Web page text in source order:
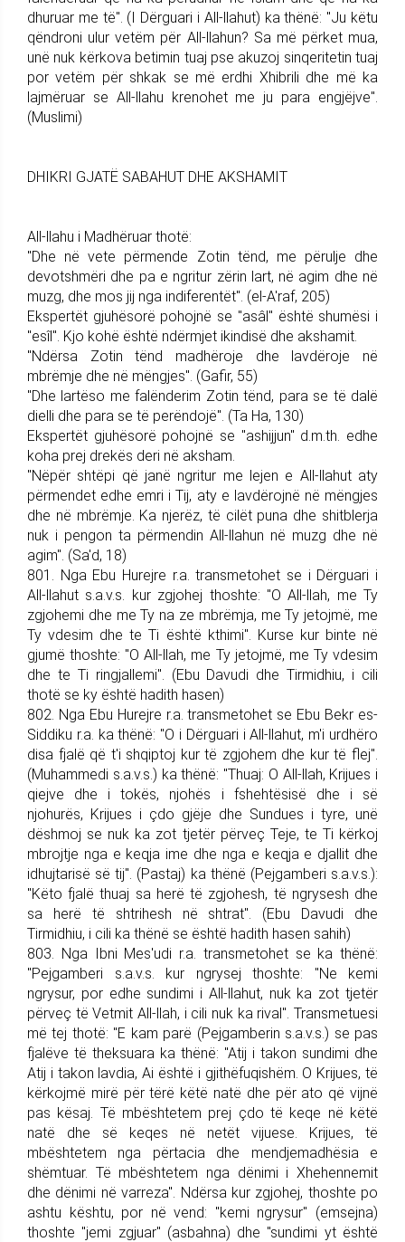
dhu­ruar me të". (I Dërguari i All-lla­hut) ka thënë: "Ju këtu
qëndroni ulur vetëm për All-llahun? Sa më përket mua,
unë nuk kërkova betimin tuaj pse akuzoj sinqeritetin tuaj
por vetëm për shkak se më erdhi Xhibrili dhe më ka
lajmë­ruar se All-llahu krenohet me ju para engjëjve".
(Muslimi)
DHIKRI GJATË SABAHUT DHE AKSHAMIT
All-llahu i Madhëruar thotë:
"Dhe në vete përmende Zotin tënd, me përulje dhe
devotshmëri dhe pa e ngritur zërin lart, në agim dhe në
muzg, dhe mos jij nga indif­erentët". (el-A'raf, 205)
Ekspertët gjuhësorë pohojnë se "asâl" është shumësi i
"esîl". Kjo kohë është ndërmjet ikindisë dhe akshamit.
"Ndërsa Zotin tënd madhë­roje dhe lavdëroje në
mbrëmje dhe në mëngjes". (Gafir, 55)
"Dhe lartëso me falënderim Zotin tënd, para se të dalë
dielli dhe para se të perëndojë". (Ta Ha, 130)
Ekspertët gjuhësorë pohojnë se "ashijjun" d.m.th. edhe
koha prej drekës deri në aksham.
"Nëpër shtëpi që janë ngritur me lejen e All-llahut aty
përmendet edhe emri i Tij, aty e lavdërojnë në mëngjes
dhe në mbrëmje. Ka njerëz, të cilët puna dhe shit­blerja
nuk i pengon ta për­mendin All-llahun në muzg dhe në
agim". (Sa'd, 18)
801. Nga Ebu Hurejre r.a. trans­me­tohet se i Dërguari i
All-llahut s.a.v.s. kur zgjohej thoshte: "O All-llah, me Ty
zgjohemi dhe me Ty na ze mbrëmja, me Ty je­tojmë, me
Ty vdesim dhe te Ti është kthimi". Kurse kur binte në
gjumë thoshte: "O All-llah, me Ty jetojmë, me Ty vdesim
dhe te Ti ringjallemi". (Ebu Davudi dhe Tirmidhiu, i cili
thotë se ky është hadith hasen)
802. Nga Ebu Hurejre r.a. trans­me­tohet se Ebu Bekr es-
Sid­diku r.a. ka thënë: "O i Dërguari i All-llahut, m'i urdhëro
disa fjalë që t'i shqiptoj kur të zgjohem dhe kur të flej".
(Muhammedi s.a.v.s.) ka thënë: "Thuaj: O All-llah, Kri­jues i
qiejve dhe i tokës, njohës i fshehtësisë dhe i së
njohurës, Kri­jues i çdo gjëje dhe Sundues i tyre, unë
dëshmoj se nuk ka zot tjetër përveç Teje, te Ti kërkoj
mbrojtje nga e keqja ime dhe nga e keqja e djallit dhe
idhujtarisë së tij". (Pastaj) ka thënë (Pej­gam­be­ri s.a.v.s.):
"Këto fjalë thuaj sa herë të zgjohesh, të ngrysesh dhe
sa herë të shtrihesh në shtrat". (Ebu Davudi dhe
Tirmidhiu, i cili ka thënë se është hadith hasen sahih)
803. Nga Ibni Mes'udi r.a. trans­me­tohet se ka thënë:
"Pej­gam­be­ri s.a.v.s. kur ngrysej thoshte: "Ne kemi
ngrysur, por edhe sun­dimi i All-llahut, nuk ka zot tjetër
përveç të Vetmit All-llah, i cili nuk ka rival". Transmetuesi
më tej thotë: "E kam parë (Pej­gam­be­rin s.a.v.s.) se pas
fjalëve të theksuara ka thënë: "Atij i takon sundimi dhe
Atij i takon lavdia, Ai është i gjithëfuqishëm. O Krijues, të
kërkojmë mirë për tërë këtë natë dhe për ato që vijnë
pas kësaj. Të mbështetem prej çdo të keqe në këtë
natë dhe së keqes në netët vi­juese. Krijues, të
mbështetem nga përtacia dhe mendjemadhësia e
shëmtuar. Të mbështetem nga dënimi i Xhehennemit
dhe dënimi në varreza". Ndërsa kur zgjohej, thoshte po
ashtu kështu, por në vend: "kemi ngrysur" (emsejna)
thoshte "jemi zgjuar" (asbahna) dhe "sundimi yt është